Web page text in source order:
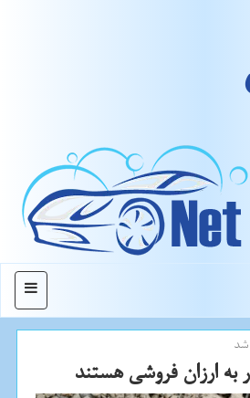
منو
به ارزان فروشی هستند